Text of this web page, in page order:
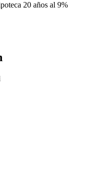
20 años al 9%